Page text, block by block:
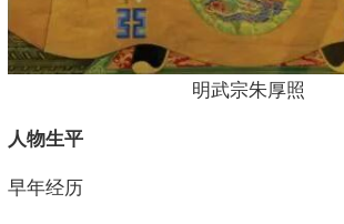
明武宗朱厚照
人物生平
早年经历